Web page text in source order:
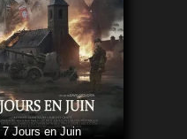
7 Jours en Juin